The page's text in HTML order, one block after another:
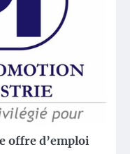
offre d’emploi